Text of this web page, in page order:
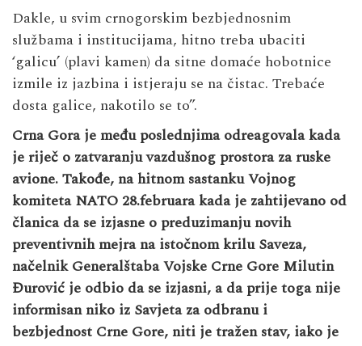
Dakle, u svim crnogorskim bezbjednosnim
službama i institucijama, hitno treba ubaciti
‘galicu’ (plavi kamen) da sitne domaće hobotnice
izmile iz jazbina i istjeraju se na čistac. Trebaće
dosta galice, nakotilo se to”.
Crna Gora je među poslednjima odreagovala kada
je riječ o zatvaranju vazdušnog prostora za ruske
avione. Takođe, na hitnom sastanku Vojnog
komiteta NATO 28.februara kada je zahtijevano od
članica da se izjasne o preduzimanju novih
preventivnih mejra na istočnom krilu Saveza,
načelnik Generalštaba Vojske Crne Gore Milutin
Đurović je odbio da se izjasni, a da prije toga nije
informisan niko iz Savjeta za odbranu i
bezbjednost Crne Gore, niti je tražen stav, iako je